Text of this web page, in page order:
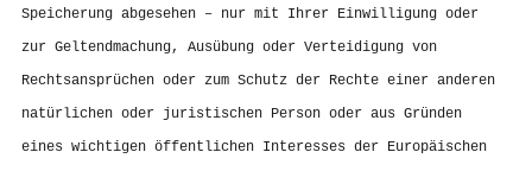
Speicherung abgesehen – nur mit Ihrer Einwilligung oder
zur Geltendmachung, Ausübung oder Verteidigung von
Rechtsansprüchen oder zum Schutz der Rechte einer anderen
natürlichen oder juristischen Person oder aus Gründen
eines wichtigen öffentlichen Interesses der Europäischen